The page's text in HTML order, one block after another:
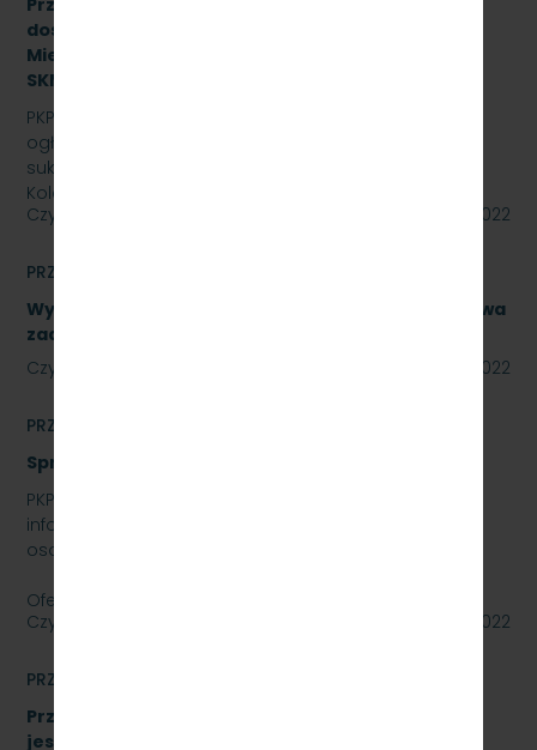
dostawy olejów i smarów dla PKP Szybka Kolej
Miejska w Trójmieście Sp. z o.o., znak:
SKMMU.086.44.22.
PKP SZYBKA KOLEJ MIEJSKA W TRÓJMIEŚCIE Sp. z o.o.
ogłasza przetarg nieograniczony na zakup i
sukcesywne dostawy olejów i smarów dla PKP Szybka
Kolej…
Czytaj dalej
29 lipca 2022
PRZETARGI
Wykonanie naprawy podzespołów, obejmujące dwa
zadania. Numer referencyjny: SKMMU.086.40.22
Czytaj dalej
28 lipca 2022
PRZETARGI
Sprzedaż auta osobowego Skoda Superb
PKP SZYBKA KOLEJ MIEJSKA W TRÓJMIEŚCIE SP. Z O.O.
informuje, że wystawia na sprzedaż samochód
osobowy Skoda Superb.
Oferty należy składać do dnia…
Czytaj dalej
27 lipca 2022
PRZETARGI
Przetarg nieograniczony, którego przedmiotem
jest sukcesywna dostawa materiałów